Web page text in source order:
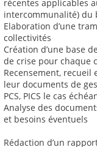
récentes applicables
intercommunalité) du
Elaboration d’une
collectivités
Création d’une base
de crise pour chaque
Recensement,
leur documents de
PCS, PICS le cas
Analyse des
et besoins éventuels
Rédaction d’un